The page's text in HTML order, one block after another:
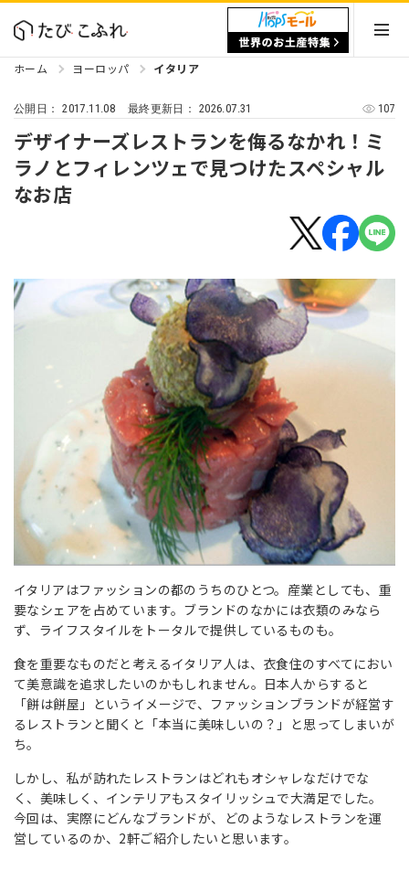
ホーム ヨーロッパ イタリア
公開日：2017.11.08 最終更新日： 2026.07.31 107
デザイナーズレストランを侮るなかれ！ミ
ラノとフィレンツェで見つけたスペシャル
なお店
イタリアはファッションの都のうちのひとつ。産業としても、重
要なシェアを占めています。ブランドのなかには衣類のみなら
ず、ライフスタイルをトータルで提供しているものも。
食を重要なものだと考えるイタリア人は、衣食住のすべてにおい
て美意識を追求したいのかもしれません。日本人からすると
「餅は餅屋」というイメージで、ファッションブランドが経営す
るレストランと聞くと「本当に美味しいの？」と思ってしまいが
ち。
しかし、私が訪れたレストランはどれもオシャレなだけでな
く、美味しく、インテリアもスタイリッシュで大満足でした。
今回は、実際にどんなブランドが、どのようなレストランを運
営しているのか、2軒ご紹介したいと思います。